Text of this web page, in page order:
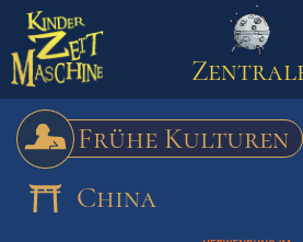
Spiel
Frühe Kulturen
China